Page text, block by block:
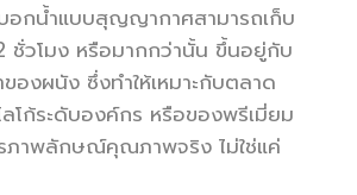
บอกน้ำแบบสุญญากาศสามารถเก็บ
ชั่วโมง หรือมากกว่านั้น ขึ้นอยู่กับ
องผนัง ซึ่งทำให้เหมาะกับตลาด
โก้ระดับองค์กร หรือของพรีเมี่ยม
ภาพลักษณ์คุณภาพจริง ไม่ใช่แค่